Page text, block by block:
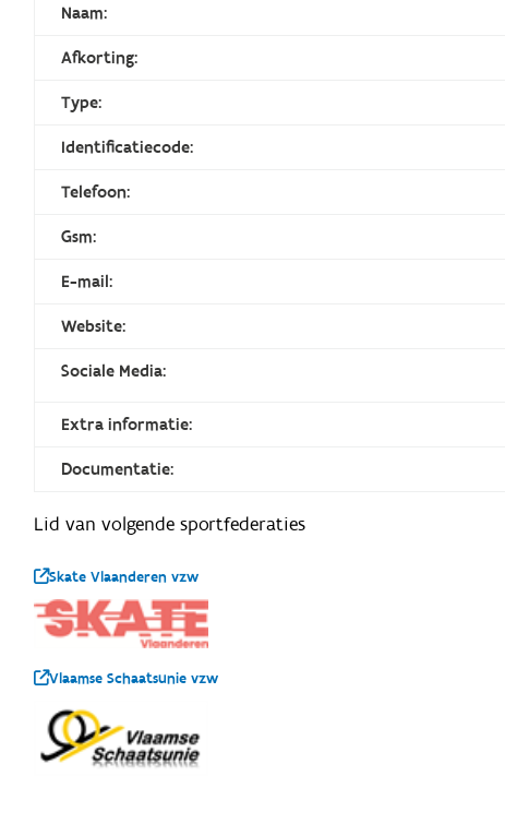
Naam:
Afkorting:
Type:
Identificatiecode:
Telefoon:
Gsm:
E-mail:
Website:
Sociale Media:
Extra informatie:
Documentatie:
Lid van volgende sportfederaties
Skate Vlaanderen vzw
Vlaamse Schaatsunie vzw